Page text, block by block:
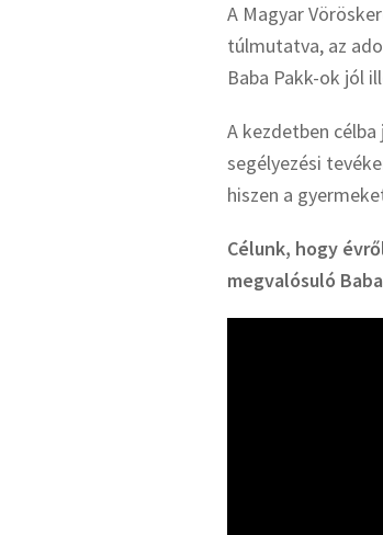
A Magyar
túlmutatva, az
Baba Pakk-ok jól
A kezdetben
segélyezési
hiszen a
Célunk, hogy
megvalósuló